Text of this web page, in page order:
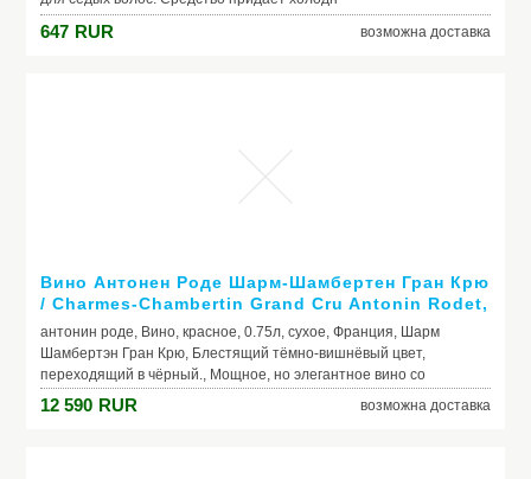
647 RUR возможна доставка
Вино Антонен Роде Шарм-Шамбертен Гран Крю
/ Charmes-Chambertin Grand Cru Antonin Rodet,
2007, красное, сухое 0.75л
антонин роде, Вино, красное, 0.75л, сухое, Франция, Шарм
Шамбертэн Гран Крю, Блестящий тёмно-вишнёвый цвет,
переходящий в чёрный., Мощное, но элегантное вино со
сливочной текстурой и сочным вкусом с оттенками малины,
вишни, кофе, шоколада и специй., Свежий, богатый аромат
12 590 RUR возможна доставка